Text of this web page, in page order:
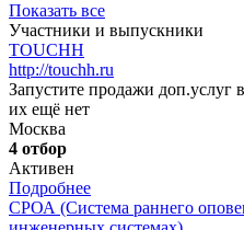
Показать все
Участники и выпускники
TOUCHH
http://touchh.ru
Запустите продажи доп.услуг
их ещё нет
Москва
4 отбор
Активен
Подробнее
СРОА (Система раннего